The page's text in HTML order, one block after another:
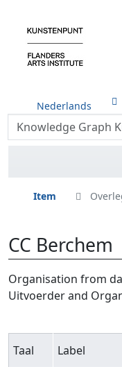
Nederlands
Item
CC Berchem
Ga naar:navigatie,
Organisation from
Uitvoerder and
Taal Label